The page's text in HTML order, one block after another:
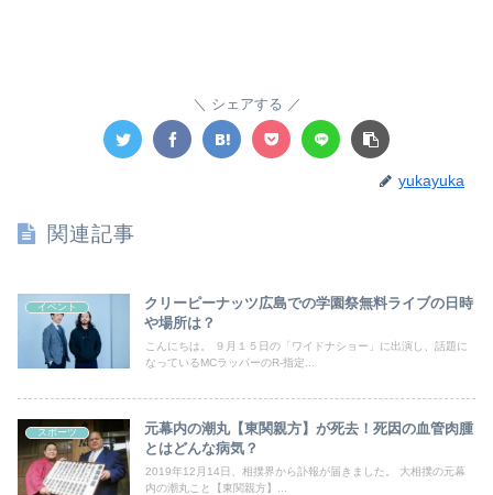
シェアする
yukayuka
関連記事
イベント
クリーピーナッツ広島での学園祭無料ライブの日時
や場所は？
こんにちは。 ９月１５日の「ワイドナショー」に出演し、話題に
なっているMCラッパーのR-指定...
スポーツ
元幕内の潮丸【東関親方】が死去！死因の血管肉腫
とはどんな病気？
2019年12月14日、相撲界から訃報が届きました。 大相撲の元幕
内の潮丸こと【東関親方】...